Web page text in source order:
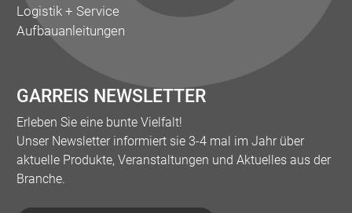
Logistik + Service
Aufbauanleitungen
GARREIS NEWSLETTER
Erleben Sie eine bunte Vielfalt!
Unser Newsletter informiert sie 3-4 mal im Jahr über
aktuelle Produkte, Veranstaltungen und Aktuelles aus der
Branche.